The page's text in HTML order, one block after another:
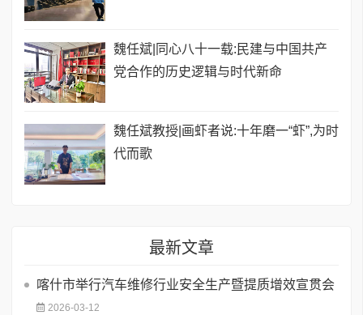
魏任斌|同心八十一载:民建与中国共产
党合作的历史逻辑与时代新命
魏任斌教授|画虾者说:十年磨一“虾”,为时
代而歌
最新文章
喀什市举行汽车维修行业安全生产暨提质增效宣贯会
2026-03-12